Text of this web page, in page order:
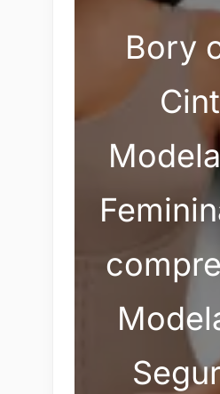
Bory